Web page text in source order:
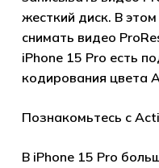
жесткий диск. В
снимать видео
iPhone 15 Pro есть
кодирования цвета
Познакомьтесь с
В iPhone 15 Pro